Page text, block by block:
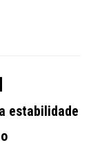
estabilidade